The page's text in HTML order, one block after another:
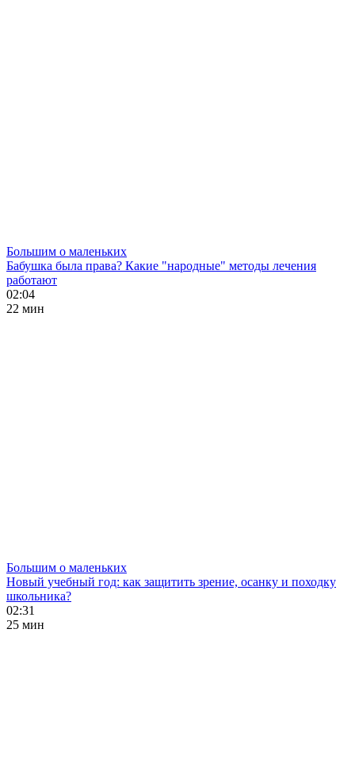
Большим о маленьких
Бабушка была права? Какие "народные" методы лечения
работают
02:04
22 мин
Большим о маленьких
Новый учебный год: как защитить зрение, осанку и походку
школьника?
02:31
25 мин